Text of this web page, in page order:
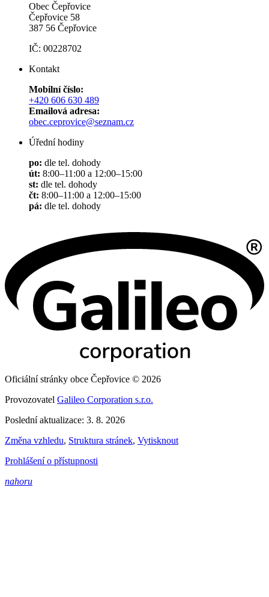
Obec Čepřovice
Čepřovice 58
387 56 Čepřovice
IČ: 00228702
Kontakt
Mobilní číslo:
+420 606 630 489
Emailová adresa:
obec.ceprovice@seznam.cz
Úřední hodiny
po: dle tel. dohody
út: 8:00–11:00 a 12:00–15:00
st: dle tel. dohody
čt: 8:00–11:00 a 12:00–15:00
pá: dle tel. dohody
Oficiální stránky obce Čepřovice © 2026
Provozovatel Galileo Corporation s.r.o.
Poslední aktualizace: 3. 8. 2026
Změna vzhledu, Struktura stránek, Vytisknout
Prohlášení o přístupnosti
nahoru